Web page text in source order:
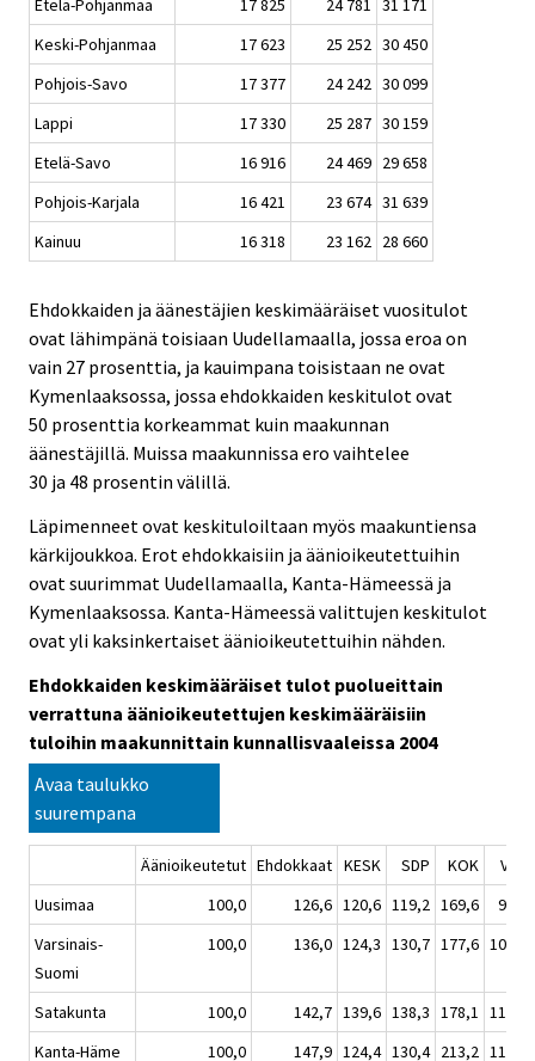
Etelä-Pohjanmaa
17 825 24 781 31 171
Keski-Pohjanmaa
17 623 25 252 30 450
Pohjois-Savo
17 377 24 242 30 099
Lappi
17 330 25 287 30 159
Etelä-Savo
16 916 24 469 29 658
Pohjois-Karjala
16 421 23 674 31 639
Kainuu
16 318 23 162 28 660
Ehdokkaiden ja äänestäjien keskimääräiset vuositulot
ovat lähimpänä toisiaan Uudellamaalla, jossa eroa on
vain 27 prosenttia, ja kauimpana toisistaan ne ovat
Kymenlaaksossa, jossa ehdokkaiden keskitulot ovat
50 prosenttia korkeammat kuin maakunnan
äänestäjillä. Muissa maakunnissa ero vaihtelee
30 ja 48 prosentin välillä.
Läpimenneet ovat keskituloiltaan myös maakuntiensa
kärkijoukkoa. Erot ehdokkaisiin ja äänioikeutettuihin
ovat suurimmat Uudellamaalla, Kanta-Hämeessä ja
Kymenlaaksossa. Kanta-Hämeessä valittujen keskitulot
ovat yli kaksinkertaiset äänioikeutettuihin nähden.
Ehdokkaiden keskimääräiset tulot puolueittain
verrattuna äänioikeutettujen keskimääräisiin
tuloihin maakunnittain kunnallisvaaleissa 2004
Avaa taulukko
suurempana
Äänioikeutetut Ehdokkaat KESK SDP KOK
VAS
Uusimaa
100,0 126,6 120,6 119,2 169,6
98,0
Varsinais-
Suomi
100,0 136,0 124,3 130,7 177,6 109,9
Satakunta 100,0 142,7 139,6 138,3 178,1 116,8
Kanta-Häme
100,0 147,9 124,4 130,4 213,2 118,2